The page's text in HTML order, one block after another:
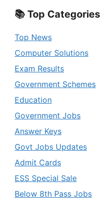
📚 Top Categories
Top News
Computer Solutions
Exam Results
Government Schemes
Education
Government Jobs
Answer Keys
Govt Jobs Updates
Admit Cards
ESS Special Sale
Below 8th Pass Jobs